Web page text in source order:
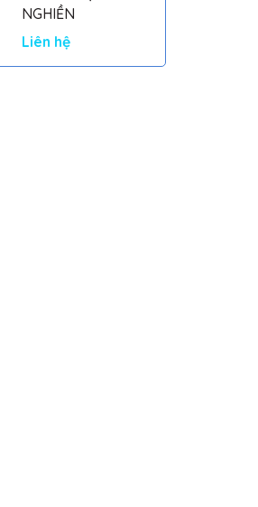
NGHIỀN
Liên hệ